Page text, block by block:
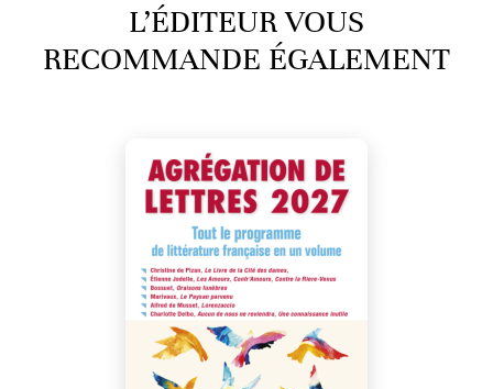
L’ÉDITEUR VOUS
RECOMMANDE ÉGALEMENT